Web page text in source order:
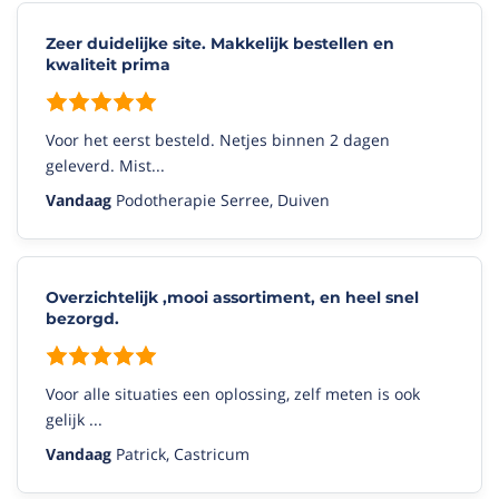
Zeer duidelijke site. Makkelijk bestellen en
kwaliteit prima
Voor het eerst besteld. Netjes binnen 2 dagen
geleverd. Mist...
Vandaag Podotherapie Serree, Duiven
Overzichtelijk ,mooi assortiment, en heel snel
bezorgd.
Voor alle situaties een oplossing, zelf meten is ook
gelijk ...
Vandaag Patrick, Castricum